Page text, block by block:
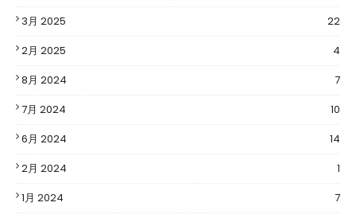
3月 2025
22
2月 2025
4
8月 2024
7
7月 2024
10
6月 2024
14
2月 2024
1
1月 2024
7